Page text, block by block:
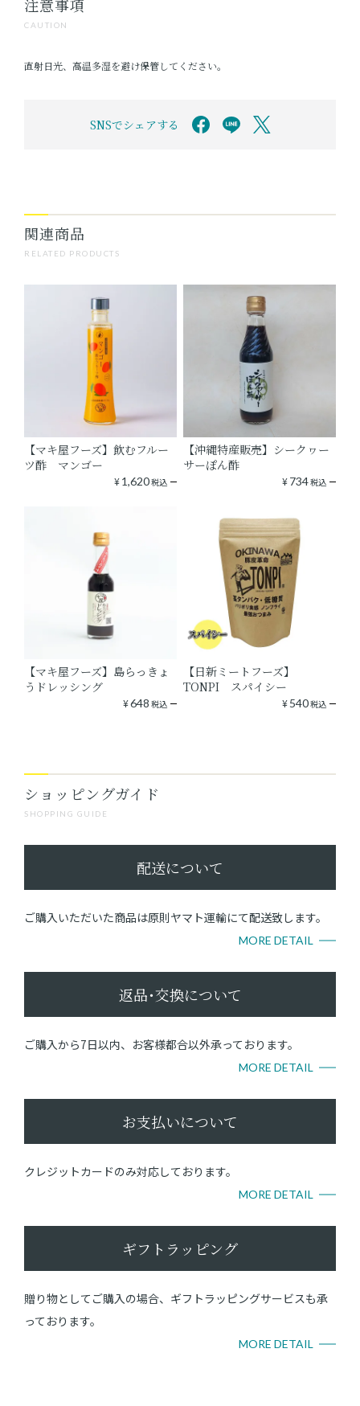
CAUTION
注意事項
直射日光、高温多湿を避け保管してください。
SNSでシェアする
RELATED PRODUCTS
関連商品
【マキ屋フーズ】飲むフルー
ツ酢 マンゴー
¥1,620税込
【沖縄特産販売】シークヮー
サーぽん酢
¥734税込
【マキ屋フーズ】島らっきょ
うドレッシング
¥648 税込
【日新ミートフーズ】
TONPI スパイシー
¥540税込
SHOPPING GUIDE
ショッピングガイド
配送について
ご購入いただいた商品は原則ヤマト運輸にて配送致します。
MORE DETAIL
返品･交換について
ご購入から7日以内、お客様都合以外承っております。
MORE DETAIL
お支払いについて
クレジットカードのみ対応しております。
MORE DETAIL
ギフトラッピング
贈り物としてご購入の場合、ギフトラッピングサービスも承
っております。
MORE DETAIL